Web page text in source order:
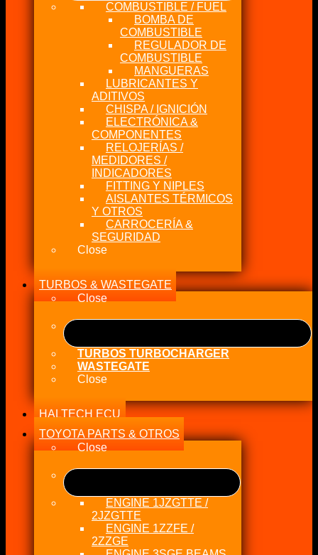
COMBUSTIBLE / FUEL
BOMBA DE
COMBUSTIBLE
REGULADOR DE
COMBUSTIBLE
MANGUERAS
LUBRICANTES Y
ADITIVOS
CHISPA / IGNICIÓN
ELECTRÓNICA &
COMPONENTES
RELOJERÍAS /
MEDIDORES /
INDICADORES
FITTING Y NIPLES
AISLANTES TÉRMICOS
Y OTROS
CARROCERÍA &
SEGURIDAD
Close
TURBOS & WASTEGATE
Close
TURBOS TURBOCHARGER
WASTEGATE
Close
HALTECH ECU
TOYOTA PARTS & OTROS
Close
ENGINE 1JZGTTE /
2JZGTTE
ENGINE 1ZZFE /
2ZZGE